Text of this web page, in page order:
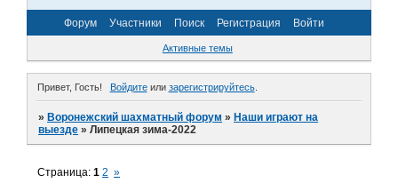
Форум Участники Поиск Регистрация Войти
Активные темы
Привет, Гость! Войдитеили зарегистрируйтесь.
»Воронежский шахматный форум »Наши играют на
выезде »Липецкая зима-2022
Страница:1 2 »